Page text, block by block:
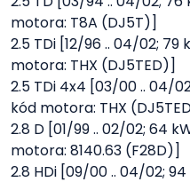
motora: T8A (DJ5T)]
2.5 TDi [12/96 .. 04/02; 79
motora: THX (DJ5TED)]
2.5 TDi 4x4 [03/00 .. 04/
kód motora: THX
2.8 D [01/99 .. 02/02; 64
motora: 8140.63 (F28D)]
2.8 HDi [09/00 .. 04/02;